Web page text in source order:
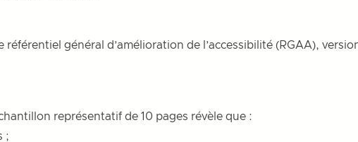
général d’amélioration de l’accessibilité (RGAA),
représentatif de 10 pages révèle que :
;